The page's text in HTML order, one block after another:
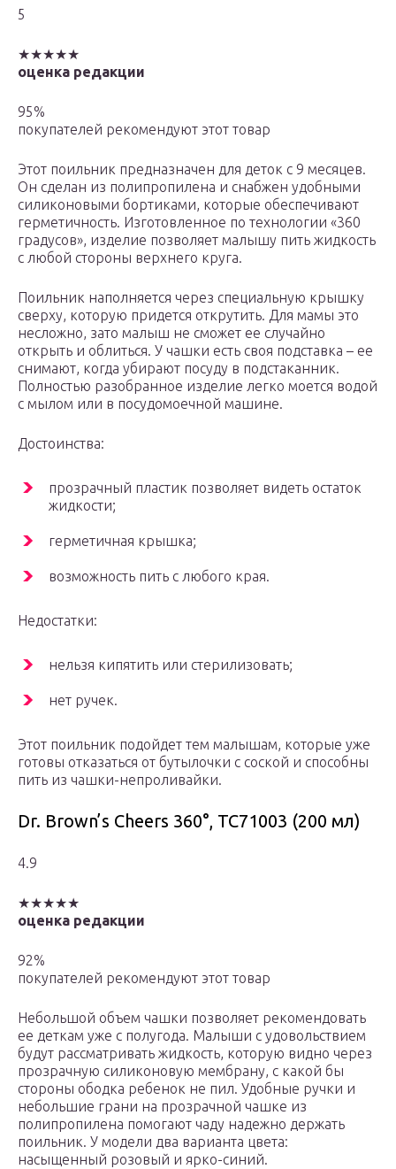
5
★★★★★
оценка редакции
95%
покупателей рекомендуют этот товар
Этот поильник предназначен для деток с 9 месяцев.
Он сделан из полипропилена и снабжен удобными
силиконовыми бортиками, которые обеспечивают
герметичность. Изготовленное по технологии «360
градусов», изделие позволяет малышу пить жидкость
с любой стороны верхнего круга.
Поильник наполняется через специальную крышку
сверху, которую придется открутить. Для мамы это
несложно, зато малыш не сможет ее случайно
открыть и облиться. У чашки есть своя подставка – ее
снимают, когда убирают посуду в подстаканник.
Полностью разобранное изделие легко моется водой
с мылом или в посудомоечной машине.
Достоинства:
прозрачный пластик позволяет видеть остаток
жидкости;
герметичная крышка;
возможность пить с любого края.
Недостатки:
нельзя кипятить или стерилизовать;
нет ручек.
Этот поильник подойдет тем малышам, которые уже
готовы отказаться от бутылочки с соской и способны
пить из чашки-непроливайки.
Dr. Brown’s Cheers 360°, TC71003 (200 мл)
4.9
★★★★★
оценка редакции
92%
покупателей рекомендуют этот товар
Небольшой объем чашки позволяет рекомендовать
ее деткам уже с полугода. Малыши с удовольствием
будут рассматривать жидкость, которую видно через
прозрачную силиконовую мембрану, с какой бы
стороны ободка ребенок не пил. Удобные ручки и
небольшие грани на прозрачной чашке из
полипропилена помогают чаду надежно держать
поильник. У модели два варианта цвета:
насыщенный розовый и ярко-синий.